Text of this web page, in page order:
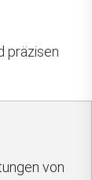
präzisen
von